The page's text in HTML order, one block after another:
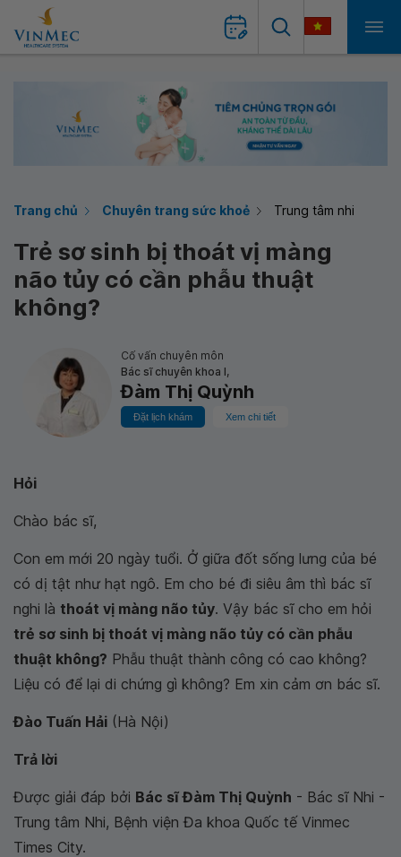
Trang chủ Chuyên trang sức khoẻ Trung tâm nhi
Trẻ sơ sinh bị thoát vị màng
não tủy có cần phẫu thuật
không?
Cố vấn chuyên môn
Bác sĩ chuyên khoa I,
Đàm Thị Quỳnh
Đặt lịch khám Xem chi tiết
Hỏi
Chào bác sĩ,
Con em mới 20 ngày tuổi. Ở giữa đốt sống lưng của bé
có dị tật như hạt ngô. Em cho bé đi siêu âm thì bác sĩ
nghi là thoát vị màng não tủy. Vậy bác sĩ cho em hỏi
trẻ sơ sinh bị thoát vị màng não tủy có cần phẫu
thuật không? Phẫu thuật thành công có cao không?
Liệu có để lại di chứng gì không? Em xin cảm ơn bác sĩ.
Đào Tuấn Hải (Hà Nội)
Trả lời
Được giải đáp bởi Bác sĩ Đàm Thị Quỳnh - Bác sĩ Nhi -
Trung tâm Nhi, Bệnh viện Đa khoa Quốc tế Vinmec
Times City.